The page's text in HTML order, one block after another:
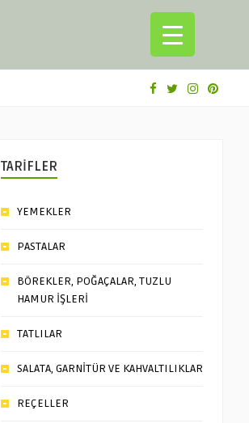
TARİFLER
YEMEKLER
PASTALAR
BÖREKLER, POĞAÇALAR, TUZLU
HAMUR İŞLERİ
TATLILAR
SALATA, GARNİTÜR VE KAHVALTILIKLAR
REÇELLER